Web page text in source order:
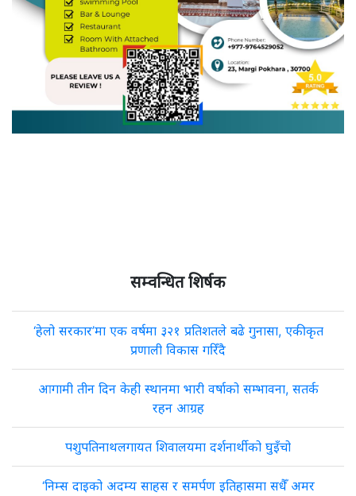
सम्वन्धित शिर्षक
‘हेलो सरकार’मा एक वर्षमा ३२१ प्रतिशतले बढे गुनासा, एकीकृत
प्रणाली विकास गरिँदै
आगामी तीन दिन केही स्थानमा भारी वर्षाको सम्भावना, सतर्क
रहन आग्रह
पशुपतिनाथलगायत शिवालयमा दर्शनार्थीको घुइँचो
‘निम्स दाइको अदम्य साहस र समर्पण इतिहासमा सधैँ अमर